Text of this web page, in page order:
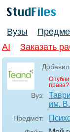
Вузы
AI
Заказать
права?
Вуз:
им.
Предмет: